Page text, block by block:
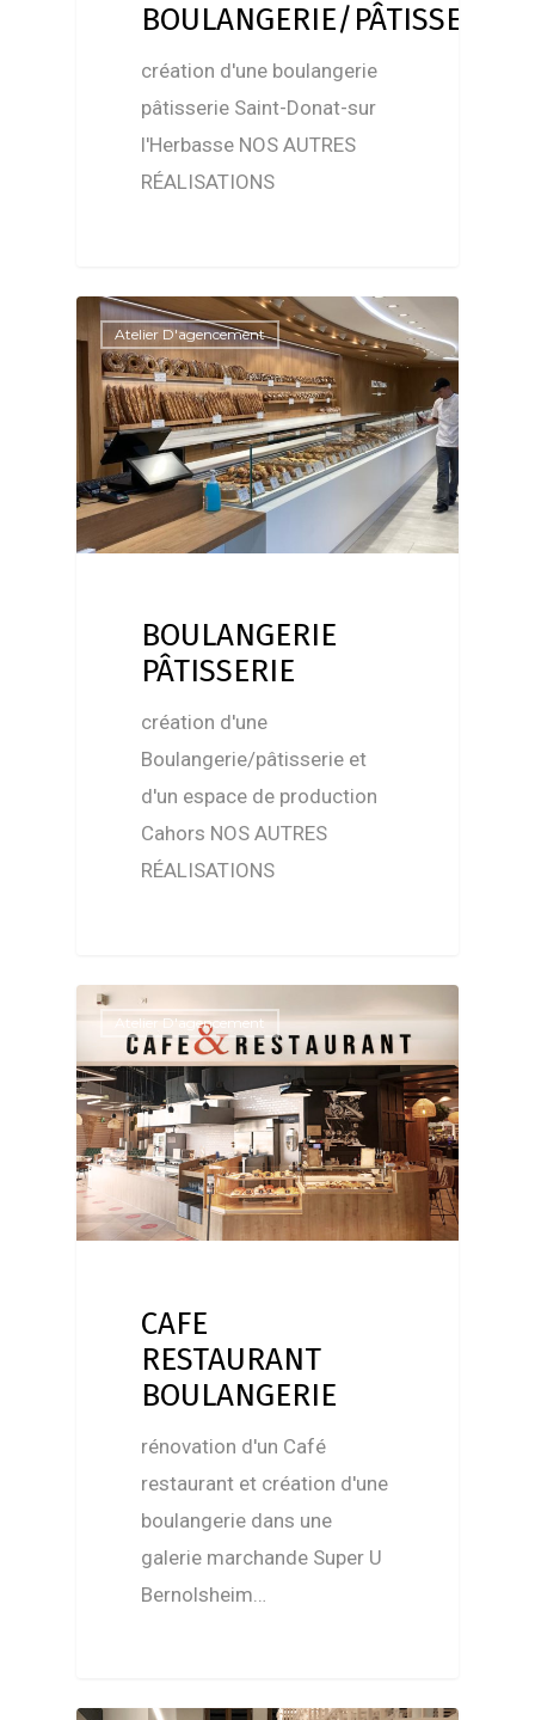
BOULANGERIE/PÂTISSERIE
création d'une boulangerie
pâtisserie Saint-Donat-sur
l'Herbasse NOS AUTRES
RÉALISATIONS
Atelier D'agencement
BOULANGERIE
PÂTISSERIE
création d'une
Boulangerie/pâtisserie et
d'un espace de production
Cahors NOS AUTRES
RÉALISATIONS
Atelier D'agencement
CAFE
RESTAURANT
BOULANGERIE
rénovation d'un Café
restaurant et création d'une
boulangerie dans une
galerie marchande Super U
Bernolsheim…